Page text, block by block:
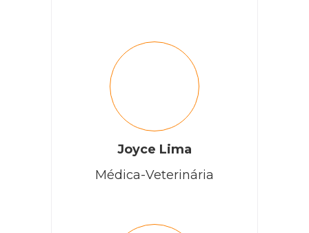
Darci Mendes de omena Valadares
Meu gato está com cistite crônica, já fiz todo tratamento
com o veterinário da zonoze da prefeitura já gastei todo o
meu orçamento. Não sei oquê mais fazer com ele , me
ajudem por favor me indicando uma ração indicada para
Joyce Lima
Médica-Veterinária